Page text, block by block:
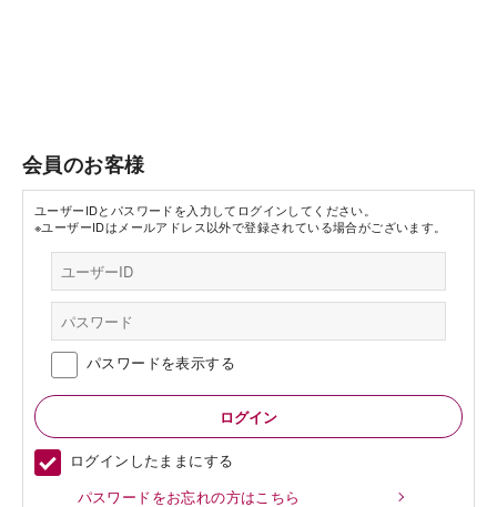
会員のお客様
ユーザーIDとパスワードを入力してログインしてください。
※ユーザーIDはメールアドレス以外で登録されている場合がございます。
パスワードを表示する
ログインしたままにする
パスワードをお忘れの方はこちら